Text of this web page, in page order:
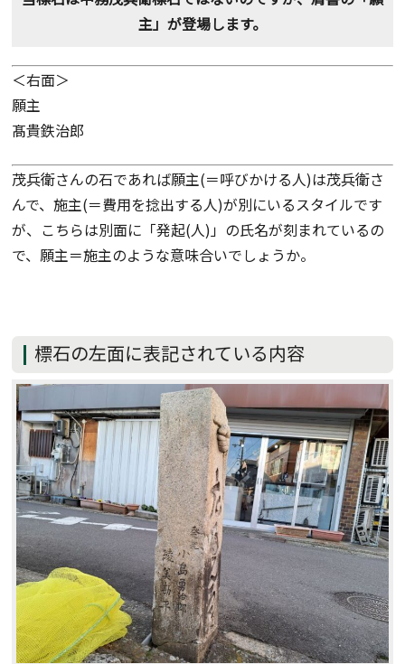
主」が登場します。
＜右面＞
願主
髙貴鉄治郎
茂兵衛さんの石であれば願主(＝呼びかける人)は茂兵衛さ
んで、施主(＝費用を捻出する人)が別にいるスタイルです
が、こちらは別面に「発起(人)」の氏名が刻まれているの
で、願主＝施主のような意味合いでしょうか。
標石の左面に表記されている内容